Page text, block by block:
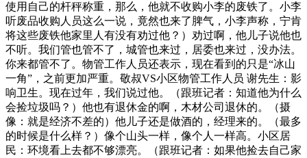
使用自己的杆秤称重，那么，他就不收购小李的废铁了。小李
听废品收购人员这么一说，竟然也来了脾气，小李声称，宁肯
将这些废铁他家里人有没有劝过他？）劝过啊，他儿子说他也
不听。我们管也管不了，城管也来过，居委也来过，没办法。
你来都管不了。物管工作人员还表示，现在看到的只是“冰山
一角”，之前更加严重。敬叔VS小区物管工作人员 谢先生：影
响卫生。现在过年，我们说过他。（跟班记者：知道他为什么
会捡垃圾吗？）他也有退休金的啊，木材公司退休的。（摄
像：就是经济不差的）他儿子还是做酒的，经理来的。（最多
的时候是什么样？）像个山头一样，像个人一样高。小区居
民：环境看上去都不够漂亮。（跟班记者：如果他捡去自己家